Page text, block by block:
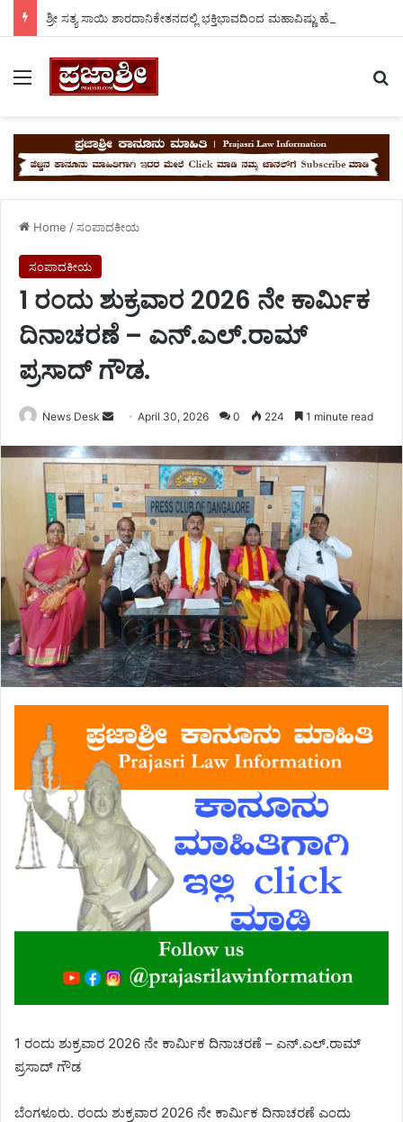
Menu
Home /ಸಂಪಾದಕೀಯ
ಸಂಪಾದಕೀಯ
1 ರಂದು ಶುಕ್ರವಾರ 2026 ನೇ ಕಾರ್ಮಿಕ
ದಿನಾಚರಣೆ – ಎನ್.ಎಲ್.ರಾಮ್
ಪ್ರಸಾದ್ ಗೌಡ.
News Desk
Send
email
April 30, 2026 0 224 1 minute read
1 ರಂದು ಶುಕ್ರವಾರ 2026 ನೇ ಕಾರ್ಮಿಕ ದಿನಾಚರಣೆ – ಎನ್.ಎಲ್.ರಾಮ್
ಪ್ರಸಾದ್ ಗೌಡ
ಬೆಂಗಳೂರು. ರಂದು ಶುಕ್ರವಾರ 2026 ನೇ ಕಾರ್ಮಿಕ ದಿನಾಚರಣೆ ಎಂದು